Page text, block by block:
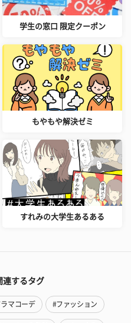
学生の窓口 限定クーポン
もやもや解決ゼミ
すれみの大学生あるある
連するタグ
マコーデ #ファッション